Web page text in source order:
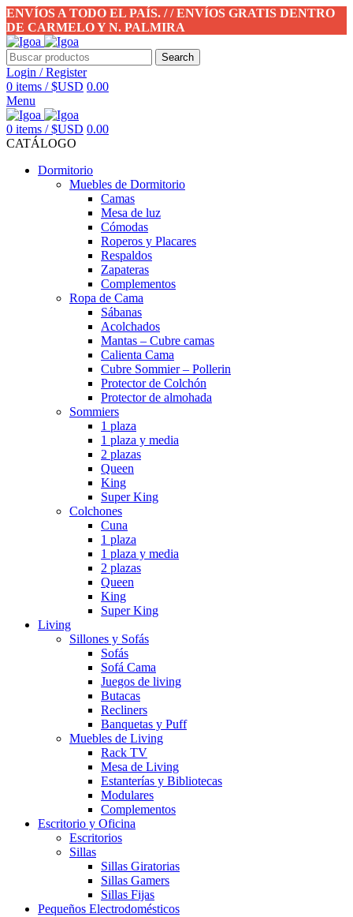
ENVÍOS A TODO EL PAÍS. / / ENVÍOS GRATIS DENTRO
DE CARMELO Y N. PALMIRA
Search
Login / Register
0 items / $USD 0.00
Menu
0 items / $USD 0.00
CATÁLOGO
Dormitorio
Muebles de Dormitorio
Camas
Mesa de luz
Cómodas
Roperos y Placares
Respaldos
Zapateras
Complementos
Ropa de Cama
Sábanas
Acolchados
Mantas – Cubre camas
Calienta Cama
Cubre Sommier – Pollerin
Protector de Colchón
Protector de almohada
Sommiers
1 plaza
1 plaza y media
2 plazas
Queen
King
Super King
Colchones
Cuna
1 plaza
1 plaza y media
2 plazas
Queen
King
Super King
Living
Sillones y Sofás
Sofás
Sofá Cama
Juegos de living
Butacas
Recliners
Banquetas y Puff
Muebles de Living
Rack TV
Mesa de Living
Estanterías y Bibliotecas
Modulares
Complementos
Escritorio y Oficina
Escritorios
Sillas
Sillas Giratorias
Sillas Gamers
Sillas Fijas
Pequeños Electrodomésticos